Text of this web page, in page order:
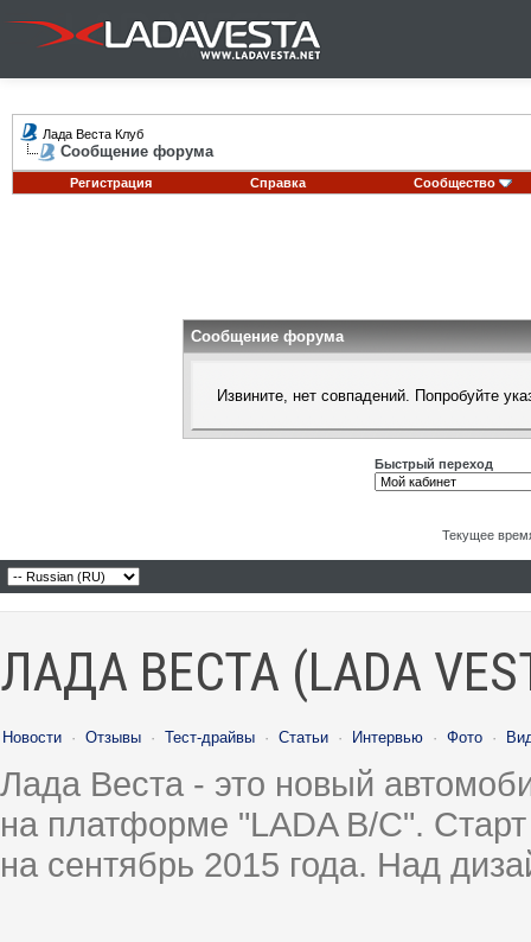
Лада Веста Клуб
Сообщение форума
Регистрация Справка Сообщество
Сообщение форума
Извините, нет совпадений. Попробуйте
Быстрый переход
Текущее
ЛАДА ВЕСТА (LADA
Новости · Отзывы · Тест-драйвы · Статьи · Интервью · Фото ·
Лада Веста - это новый
на платформе "LADA B/C".
на сентябрь 2015 года. Над